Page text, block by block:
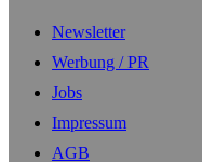
Newsletter
Werbung / PR
Jobs
Impressum
AGB